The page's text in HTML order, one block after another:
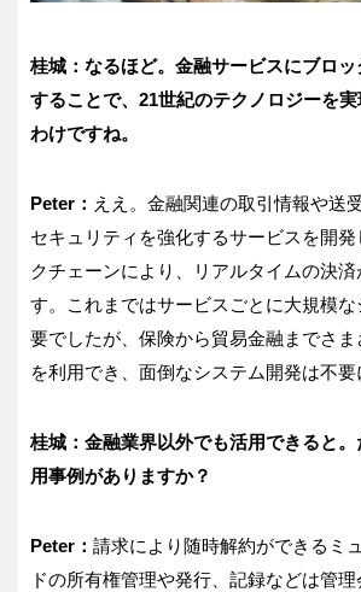
桂城：なるほど。金融サービスにブロッ
することで、21世紀のテクノロジーを
わけですね。
Peter： ええ。金融関連の取引情報や送
セキュリティを強化するサービスを開
クチェーンにより、リアルタイムの決済
す。これまではサービスごとに大規模
要でしたが、保険から貿易金融までさ
を利用でき、面倒なシステム開発は不要
桂城：金融業界以外でも活用できると
用事例がありますか？
Peter： 請求により随時解約ができるミ
ドの所有権管理や発行、記録などは管